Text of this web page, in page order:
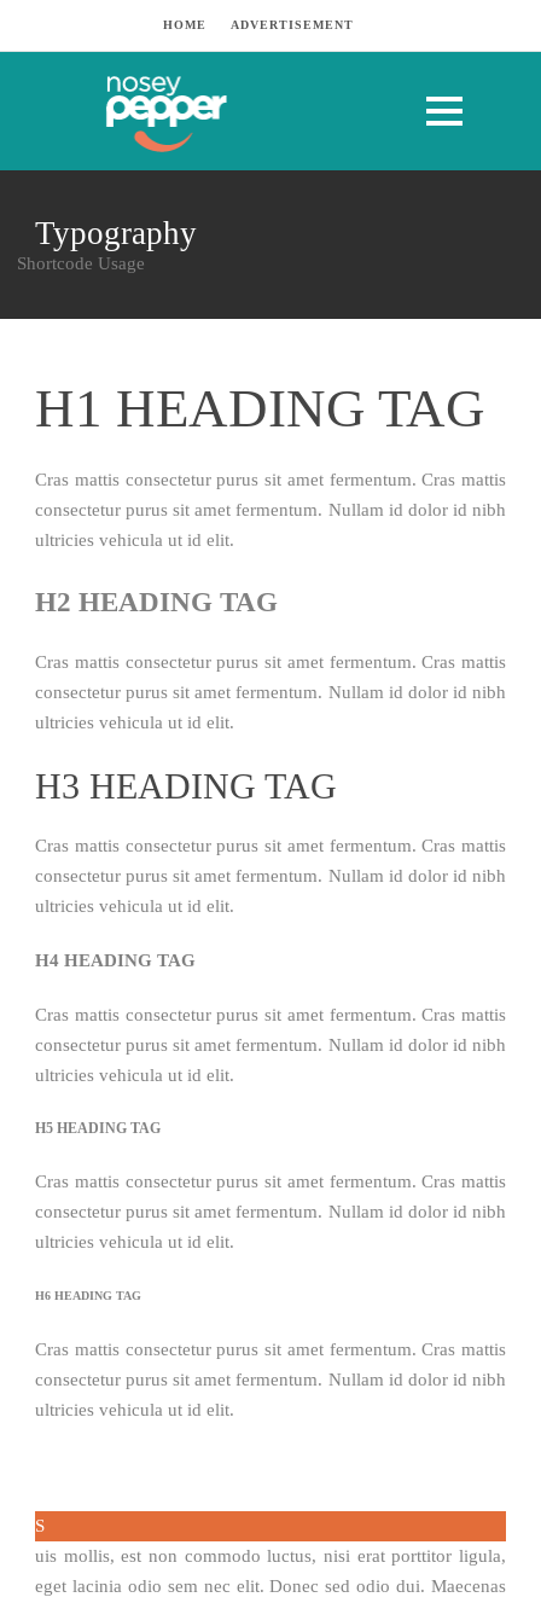
HOME ADVERTISEMENT
Typography
Shortcode Usage
H1 HEADING TAG
Cras mattis consectetur purus sit amet fermentum. Cras mattis
consectetur purus sit amet fermentum. Nullam id dolor id nibh
ultricies vehicula ut id elit.
H2 HEADING TAG
Cras mattis consectetur purus sit amet fermentum. Cras mattis
consectetur purus sit amet fermentum. Nullam id dolor id nibh
ultricies vehicula ut id elit.
H3 HEADING TAG
Cras mattis consectetur purus sit amet fermentum. Cras mattis
consectetur purus sit amet fermentum. Nullam id dolor id nibh
ultricies vehicula ut id elit.
H4 HEADING TAG
Cras mattis consectetur purus sit amet fermentum. Cras mattis
consectetur purus sit amet fermentum. Nullam id dolor id nibh
ultricies vehicula ut id elit.
H5 HEADING TAG
Cras mattis consectetur purus sit amet fermentum. Cras mattis
consectetur purus sit amet fermentum. Nullam id dolor id nibh
ultricies vehicula ut id elit.
H6 HEADING TAG
Cras mattis consectetur purus sit amet fermentum. Cras mattis
consectetur purus sit amet fermentum. Nullam id dolor id nibh
ultricies vehicula ut id elit.
S
uis mollis, est non commodo luctus, nisi erat porttitor ligula,
eget lacinia odio sem nec elit. Donec sed odio dui. Maecenas